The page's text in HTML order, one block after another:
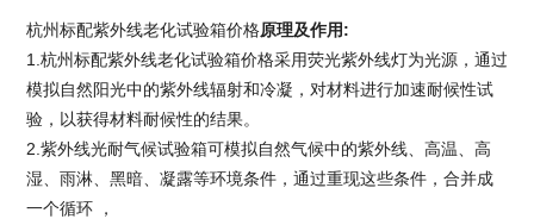
杭州标配紫外线老化试验箱价格原理及作用:
1. 杭州标配紫外线老化试验箱价格采用荧光紫外线灯为光源，通过
模拟自然阳光中的紫外线辐射和冷凝，对材料进行加速耐候性试
验，以获得材料耐候性的结果。
2.紫外线光耐气候试验箱可模拟自然气候中的紫外线、高温、高
湿、雨淋、黑暗、凝露等环境条件，通过重现这些条件，合并成
一个循环 ，